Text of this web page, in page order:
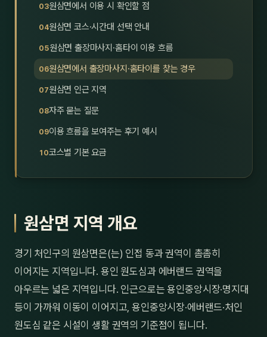
울산
24
원삼면에서 이용 시 확인할 점
원삼면 코스·시간대 선택 안내
원삼면 출장마사지·홈타이 이용 흐름
원삼면에서 출장마사지·홈타이를 찾는 경우
원삼면 인근 지역
자주 묻는 질문
이용 흐름을 보여주는 후기 예시
코스별 기본 요금
원삼면 지역 개요
경기 처인구의 원삼면은(는) 인접 동과 권역이 촘촘히
이어지는 지역입니다. 용인 원도심과 에버랜드 권역을
아우르는 넓은 지역입니다. 인근으로는 용인중앙시장·명지대
등이 가까워 이동이 이어지고, 용인중앙시장·에버랜드·처인
원도심 같은 시설이 생활 권역의 기준점이 됩니다.